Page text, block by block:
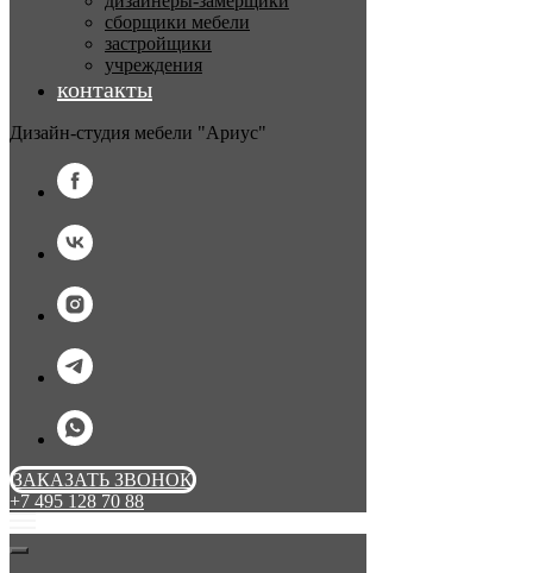
сборщики мебели
застройщики
учреждения
контакты
Дизайн-студия мебели "Ариус"
ЗАКАЗАТЬ ЗВОНОК
+7 495 128 70 88